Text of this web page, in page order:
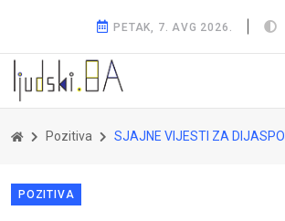
PETAK, 7. AVG 2026.
Pozitiva SJAJNE VIJESTI ZA DIJASPORU: Direktan let za Sarajevo, jeftine karte uskoro u prodaji
POZITIVA